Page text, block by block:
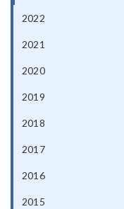
2022
2021
2020
2019
2018
2017
2016
2015